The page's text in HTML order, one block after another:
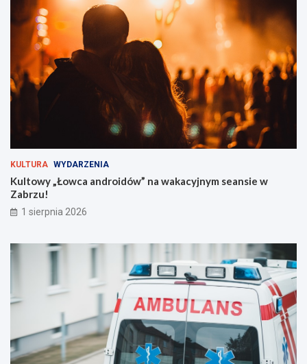
v
u
ż
z
i
e
m
!
?
KULTURA WYDARZENIA
Kultowy „Łowca androidów” na wakacyjnym seansie w
Zabrzu!
1 sierpnia 2026